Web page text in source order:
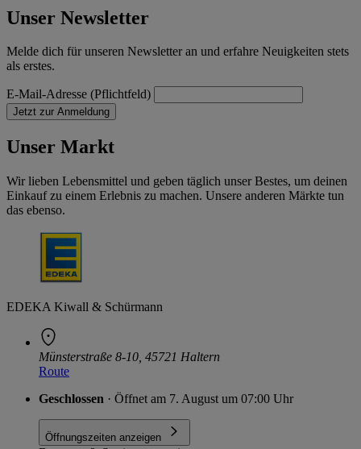
Unser Newsletter
Melde dich für unseren Newsletter an und erfahre Neuigkeiten stets
als erstes.
E-Mail-Adresse (Pflichtfeld)
Jetzt zur Anmeldung
Unser Markt
Wir lieben Lebensmittel und geben täglich unser Bestes, um deinen
Einkauf zu einem Erlebnis zu machen. Unsere anderen Märkte tun
das ebenso.
EDEKA Kiwall & Schürmann
Münsterstraße 8-10, 45721 Haltern
Route
Geschlossen · Öffnet am 7. August um 07:00 Uhr
Öffnungszeiten anzeigen